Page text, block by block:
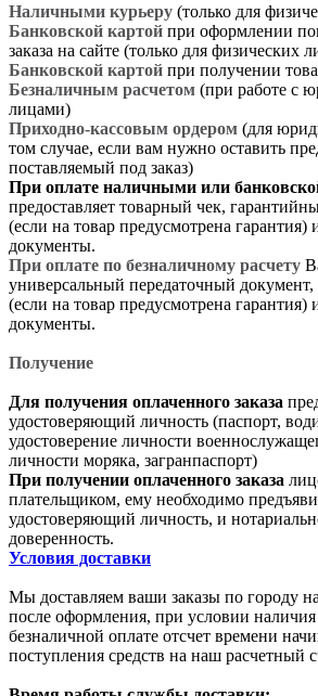
Наличными курьеру (только для
Банковской картой при оформлении
заказа на сайте (только для физических
Банковской картой при получении
Безналичным расчетом (при работе с
лицами)
Приходно-кассовым ордером (для
том случае, если вам нужно оставить
поставляемый под заказ)
При оплате наличными или
предоставляет товарный чек,
(если на товар предусмотрена гарантия)
документы.
При оплате по безналичному расчету
универсальный передаточный
(если на товар предусмотрена гарантия)
документы.
Получение
Для получения оплаченного заказа
удостоверяющий личность (паспорт,
удостоверение личности
личности моряка, загранпаспорт)
При получении оплаченного заказа
плательщиком, ему необходимо
удостоверяющий личность, и
доверенность.
Условия доставки
Мы доставляем ваши заказы по городу
после оформления, при условии
безналичной оплате отсчет времени
поступления средств на наш расчетный